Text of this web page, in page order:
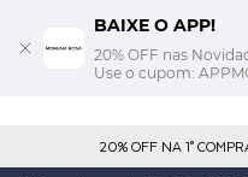
BAIXE O APP!
20% OFF nas
Use o cupom:
20% OFF NA 1°